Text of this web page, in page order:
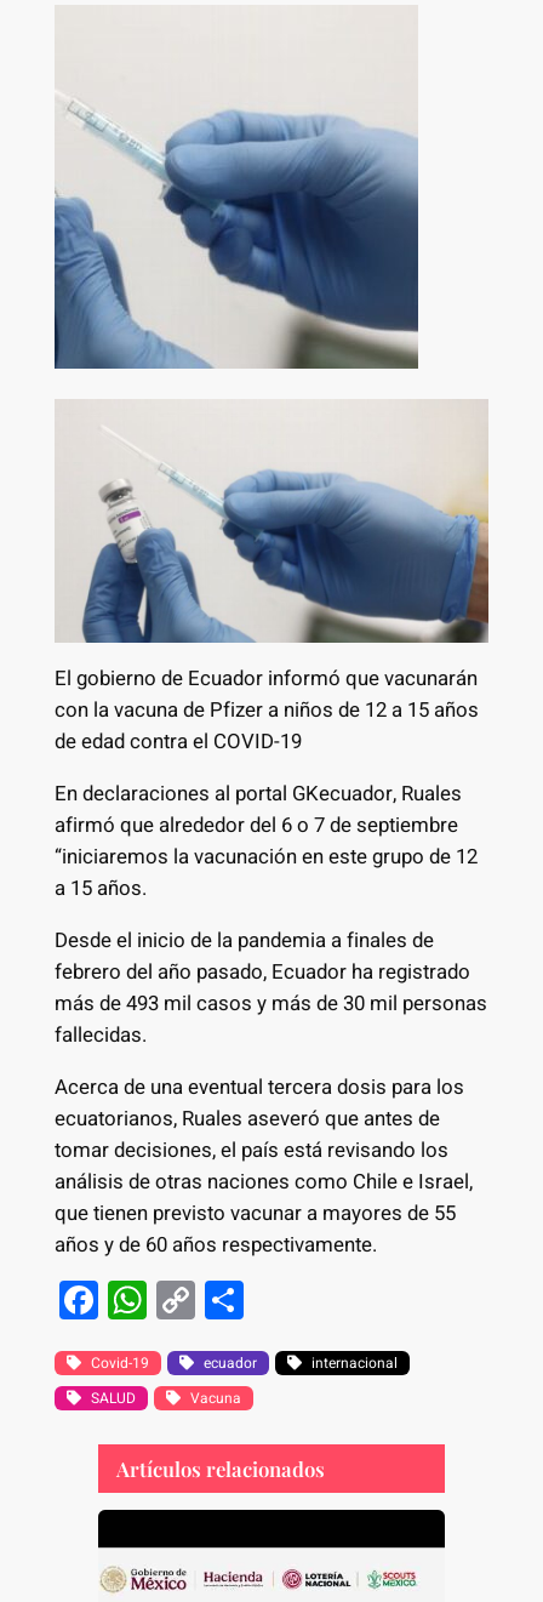
El gobierno de Ecuador informó que vacunarán
con la vacuna de Pfizer a niños de 12 a 15 años
de edad contra el COVID-19
En declaraciones al portal GKecuador, Ruales
afirmó que alrededor del 6 o 7 de septiembre
“iniciaremos la vacunación en este grupo de 12
a 15 años.
Desde el inicio de la pandemia a finales de
febrero del año pasado, Ecuador ha registrado
más de 493 mil casos y más de 30 mil personas
fallecidas.
Acerca de una eventual tercera dosis para los
ecuatorianos, Ruales aseveró que antes de
tomar decisiones, el país está revisando los
análisis de otras naciones como Chile e Israel,
que tienen previsto vacunar a mayores de 55
años y de 60 años respectivamente.
F
a
c
e
b
o
o
k
W
h
at
s
A
p
p
C
o
p
y
Li
n
k
S
h
ar
e
Covid-19 ecuador
internacional
SALUD
Vacuna
Artículos relacionados